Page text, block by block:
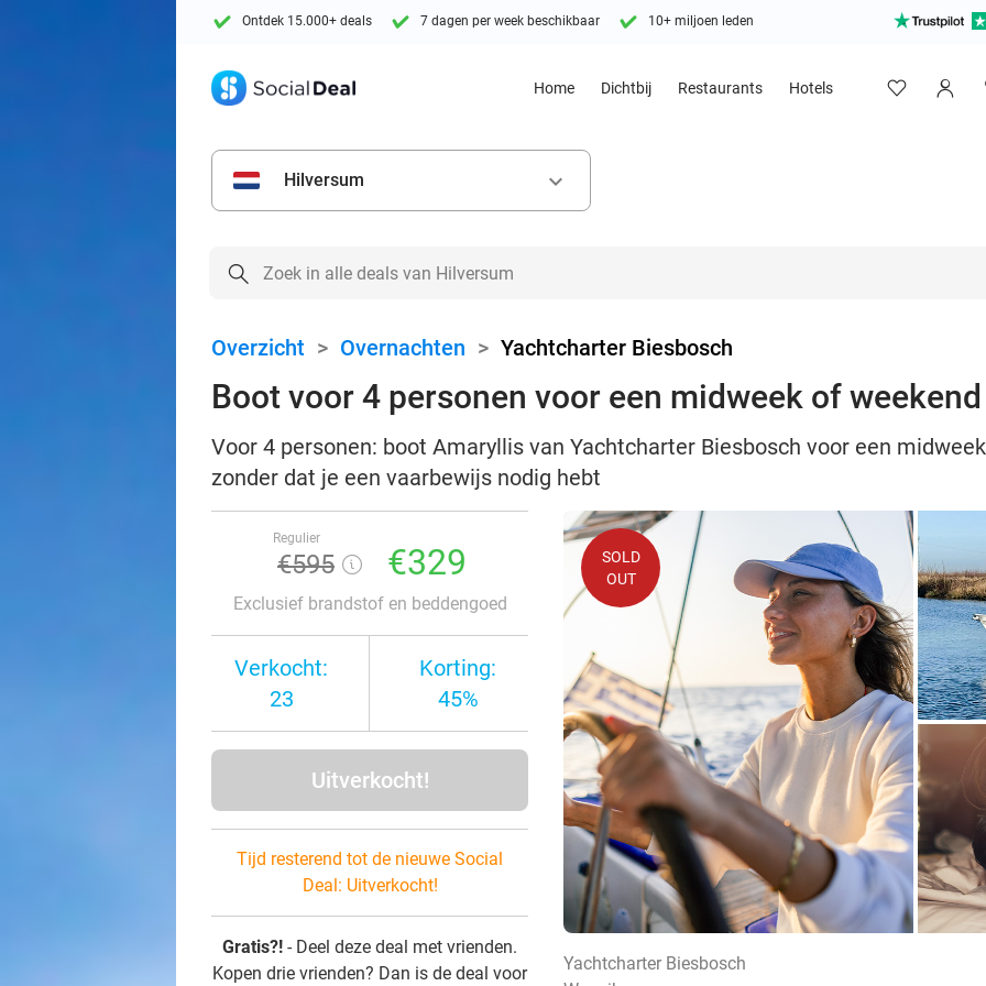
Ontdek 15.000+ deals 7 dagen per week beschikbaar 10+ miljoen leden
Home Dichtbij Restaurants Hotels
Hilversum keyboard_arrow_down
Overzicht > Overnachten > Yachtcharter Biesbosch
Boot voor 4 personen voor een midweek of weekend
Voor 4 personen: boot Amaryllis van Yachtcharter Biesbosch voor een
zonder dat je een vaarbewijs nodig hebt
Regulier
€595 €329
Exclusief brandstof en beddengoed
Verkocht:
23
Korting:
45%
Uitverkocht!
Tijd resterend tot de nieuwe Social
Deal: Uitverkocht!
Gratis?! - Deel deze deal met vrienden.
Kopen drie vrienden? Dan is de deal voor
SOLD
OUT
Yachtcharter Biesbosch